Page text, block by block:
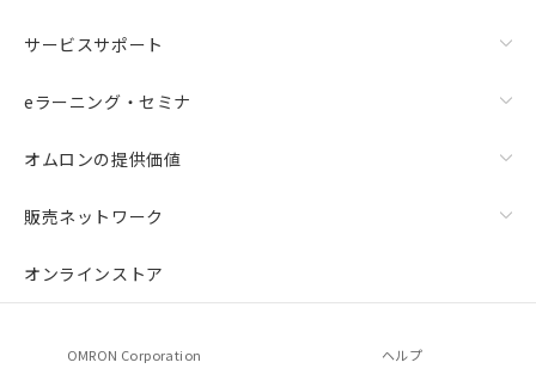
サービスサポート
eラーニング・セミナ
オムロンの提供価値
販売ネットワーク
オンラインストア
OMRON Corporation ヘルプ